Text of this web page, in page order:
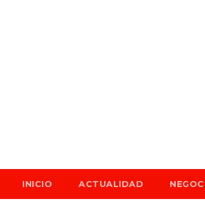
INICIO ACTUALIDAD